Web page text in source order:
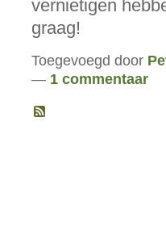
vernietigen
graag!
Toegevoegd door
— 1 commentaar